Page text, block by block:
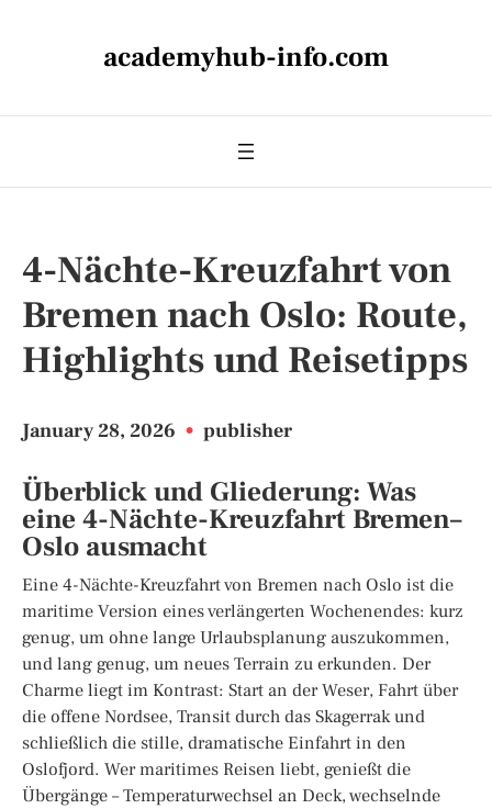
academyhub-info.com
4-Nächte-Kreuzfahrt von
Bremen nach Oslo: Route,
Highlights und Reisetipps
January 28, 2026 • publisher
Überblick und Gliederung: Was
eine 4-Nächte-Kreuzfahrt Bremen–
Oslo ausmacht
Eine 4-Nächte-Kreuzfahrt von Bremen nach Oslo ist die
maritime Version eines verlängerten Wochenendes: kurz
genug, um ohne lange Urlaubsplanung auszukommen,
und lang genug, um neues Terrain zu erkunden. Der
Charme liegt im Kontrast: Start an der Weser, Fahrt über
die offene Nordsee, Transit durch das Skagerrak und
schließlich die stille, dramatische Einfahrt in den
Oslofjord. Wer maritimes Reisen liebt, genießt die
Übergänge – Temperaturwechsel an Deck, wechselnde